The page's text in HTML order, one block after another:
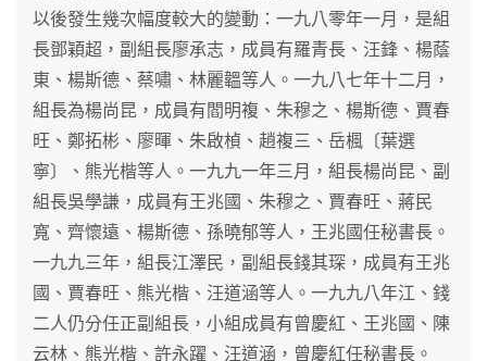
以後發生幾次幅度較大的變動：一九八零年一月，是組
長鄧穎超，副組長廖承志，成員有羅青長、汪鋒、楊蔭
東、楊斯德、蔡嘯、林麗韞等人。一九八七年十二月，
組長為楊尚昆，成員有閻明複、朱穆之、楊斯德、賈春
旺、鄭拓彬、廖暉、朱啟楨、趙複三、岳楓〔葉選
寧〕、熊光楷等人。一九九一年三月，組長楊尚昆、副
組長吳學謙，成員有王兆國、朱穆之、賈春旺、蔣民
寬、齊懷遠、楊斯德、孫曉郁等人，王兆國任秘書長。
一九九三年，組長江澤民，副組長錢其琛，成員有王兆
國、賈春旺、熊光楷、汪道涵等人。一九九八年江、錢
二人仍分任正副組長，小組成員有曾慶紅、王兆國、陳
云林、熊光楷、許永躍、汪道涵，曾慶紅任秘書長。